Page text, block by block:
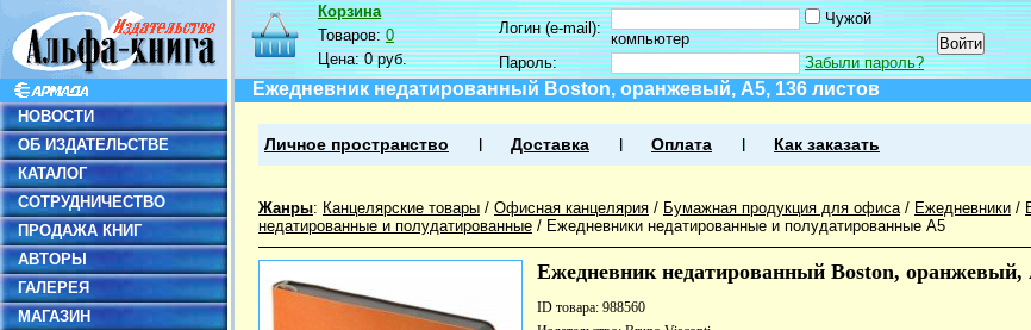
НОВОСТИ
ОБ ИЗДАТЕЛЬСТВЕ
КАТАЛОГ
СОТРУДНИЧЕСТВО
ПРОДАЖА КНИГ
АВТОРЫ
ГАЛЕРЕЯ
МАГАЗИН
Корзина
Товаров:0
Цена:0 руб.
Логин (e-mail):
Чужой
компьютер
Пароль:
Забыли пароль?
Ежедневник недатированный Boston, оранжевый, А5, 136 листов
Личное пространство Доставка Оплата Как заказать
Жанры: Канцелярские товары / Офисная канцелярия / Бумажная продукция для офиса/ Ежедневники /
недатированные и полудатированные / Ежедневники недатированные и полудатированные А5
Ежедневник недатированный Boston, оранжевый,
ID товара: 988560